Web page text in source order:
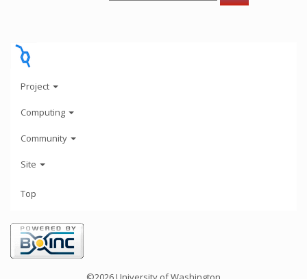
Project
Computing
Community
Site
Top